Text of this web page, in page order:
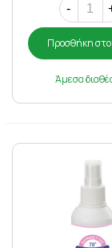
-
Προσθήκη στο
Άμεσα